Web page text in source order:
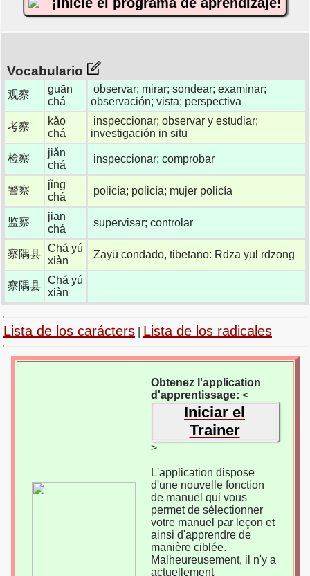
Vocabulario
观察
guān
chá
observar; mirar; sondear; examinar;
observación; vista; perspectiva
考察
kǎo
chá
inspeccionar; observar y estudiar;
investigación in situ
检察
jiǎn
chá
inspeccionar; comprobar
警察
jǐng
chá
policía; policía; mujer policía
监察
jiān
chá
supervisar; controlar
察隅县 Chá yú
xiàn
Zayü condado, tibetano: Rdza yul rdzong
察隅县 Chá yú
xiàn
Lista de los carácters Lista de los radicales
Obtenez l'application
d'apprentissage: <
Iniciar el
Trainer
>
L'application dispose
d'une nouvelle fonction
de manuel qui vous
permet de sélectionner
votre manuel par leçon et
ainsi d'apprendre de
manière ciblée.
Malheureusement, il n'y a
actuellement